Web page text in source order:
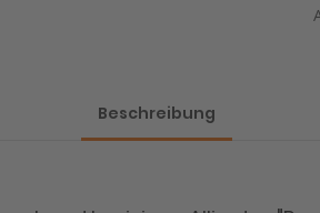
Beschreibung